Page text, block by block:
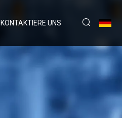
KONTAKTIERE UNS